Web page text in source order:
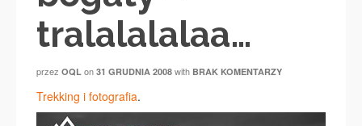
tralalalalaa…
przez OQL on 31 GRUDNIA 2008 with BRAK KOMENTARZY
Trekking i fotografia.